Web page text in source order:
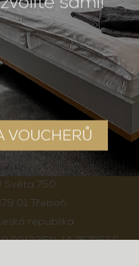
HOTEL SVĚT
Světa 750
01 Třeboň
republika
14.757955E